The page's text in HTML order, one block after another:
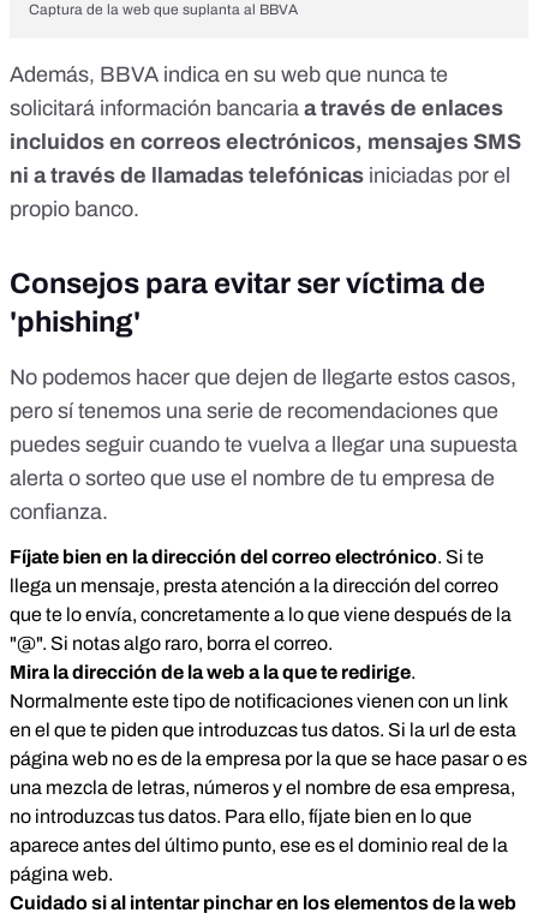
Captura de la web que suplanta al BBVA
Además, BBVA indica en su web que nunca te
solicitará información bancaria a través de enlaces
incluidos en correos electrónicos, mensajes SMS
ni a través de llamadas telefónicas iniciadas por el
propio banco.
Consejos para evitar ser víctima de
'phishing'
No podemos hacer que dejen de llegarte estos casos,
pero sí tenemos una serie de recomendaciones que
puedes seguir cuando te vuelva a llegar una supuesta
alerta o sorteo que use el nombre de tu empresa de
confianza.
Fíjate bien en la dirección del correo electrónico. Si te
llega un mensaje, presta atención a la dirección del correo
que te lo envía, concretamente a lo que viene después de la
"@". Si notas algo raro, borra el correo.
Mira la dirección de la web a la que te redirige.
Normalmente este tipo de notificaciones vienen con un link
en el que te piden que introduzcas tus datos. Si la url de esta
página web no es de la empresa por la que se hace pasar o es
una mezcla de letras, números y el nombre de esa empresa,
no introduzcas tus datos. Para ello, fíjate bien en lo que
aparece antes del último punto, ese es el dominio real de la
página web.
Cuidado si al intentar pinchar en los elementos de la web